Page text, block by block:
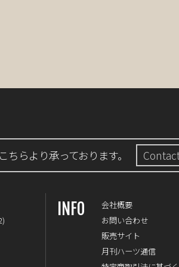
ちらより承っております。
INFO
会社概要
お問い合わせ
販売サイト
月刊ハーツ通信